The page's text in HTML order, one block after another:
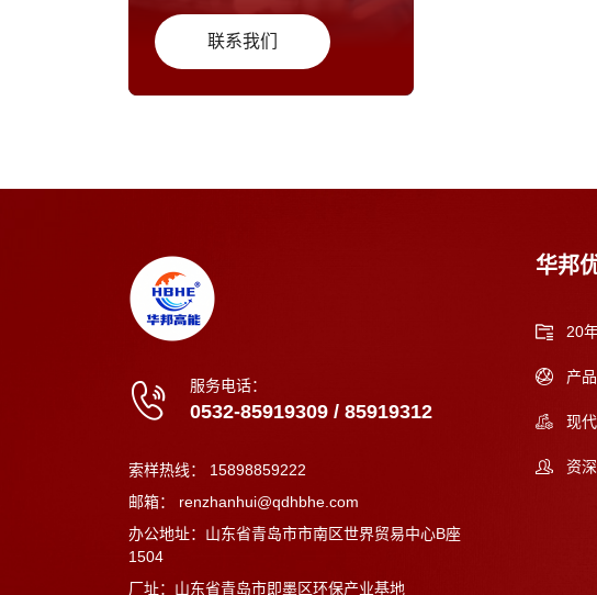
联系我们
服务电话：
0532-85919309 / 85919312
索样热线： 15898859222
邮箱： renzhanhui@qdhbhe.com
办公地址：山东省青岛市市南区世界贸易中心B座
1504
厂址：山东省青岛市即墨区环保产业基地
华邦
20
产
现
资